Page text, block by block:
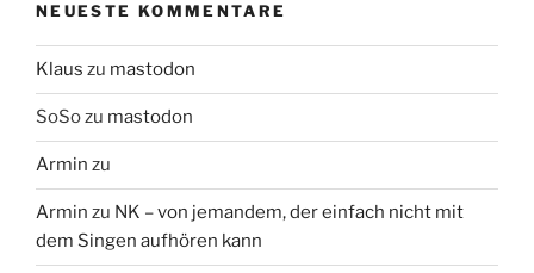
NEUESTE KOMMENTARE
Klaus zu mastodon
SoSozu mastodon
Armin zu
Armin zu NK – von jemandem, der einfach nicht mit
dem Singen aufhören kann